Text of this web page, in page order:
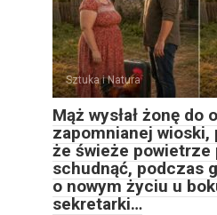
Sztuka i Natura
Mąż wysłał żonę do
zapomnianej wioski,
że świeże powietrze
schudnąć, podczas
o nowym życiu u
sekretarki…